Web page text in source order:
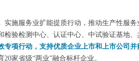
实施服务业扩能提质行动，推动生产性服
检验检测中心、认证中心、中试验证基地
专项行动，支持优质企业上市和上市公司并
20家省级“两业”融合标杆企业。